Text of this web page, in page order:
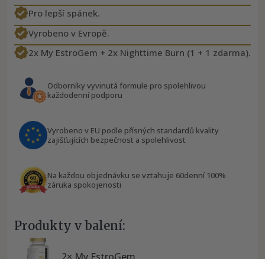
Pro lepší spánek.
Vyrobeno v Evropě.
2x My EstroGem + 2x Nighttime Burn (1 + 1 zdarma).
Odborníky vyvinutá formule pro spolehlivou
každodenní podporu
Vyrobeno v EU podle přísných standardů kvality
zajišťujících bezpečnost a spolehlivost
Na každou objednávku se vztahuje 60denní 100%
záruka spokojenosti
Produkty v balení: